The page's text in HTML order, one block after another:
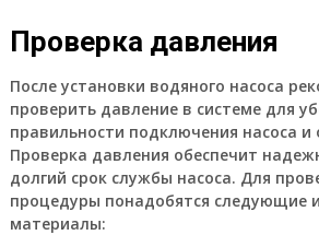
Проверка давления
После установки водяного насоса
проверить давление в системе для
правильности подключения насоса и
Проверка давления обеспечит
долгий срок службы насоса. Для
процедуры понадобятся следующие
материалы: